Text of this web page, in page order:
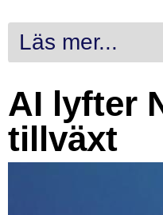
Läs mer...
AI lyfter
tillväxt